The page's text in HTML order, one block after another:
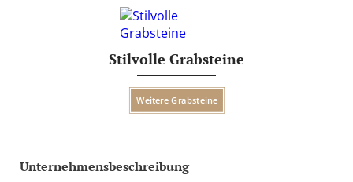
Stilvolle Grabsteine
Weitere Grabsteine
Unternehmensbeschreibung